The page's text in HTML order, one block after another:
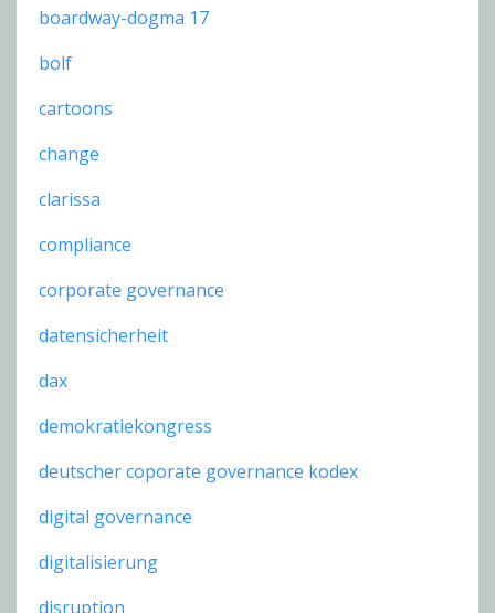
boardway-dogma 17
bolf
cartoons
change
clarissa
compliance
corporate governance
datensicherheit
dax
demokratiekongress
deutscher coporate governance kodex
digital governance
digitalisierung
disruption